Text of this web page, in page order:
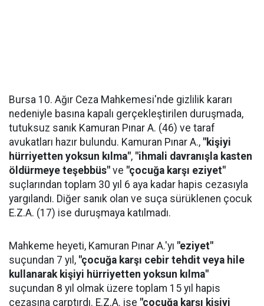
Bursa 10. Ağır Ceza Mahkemesi'nde gizlilik kararı
nedeniyle basına kapalı gerçekleştirilen duruşmada,
tutuksuz sanık Kamuran Pınar A. (46) ve taraf
avukatları hazır bulundu. Kamuran Pınar A., "kişiyi
hürriyetten yoksun kılma", "ihmali davranışla kasten
öldürmeye teşebbüs" ve "çocuğa karşı eziyet"
suçlarından toplam 30 yıl 6 aya kadar hapis cezasıyla
yargılandı. Diğer sanık olan ve suça sürüklenen çocuk
E.Z.A. (17) ise duruşmaya katılmadı.
Mahkeme heyeti, Kamuran Pınar A.'yı "eziyet"
suçundan 7 yıl, "çocuğa karşı cebir tehdit veya hile
kullanarak kişiyi hürriyetten yoksun kılma"
suçundan 8 yıl olmak üzere toplam 15 yıl hapis
cezasına çarptırdı. E.Z.A. ise "çocuğa karşı kişiyi